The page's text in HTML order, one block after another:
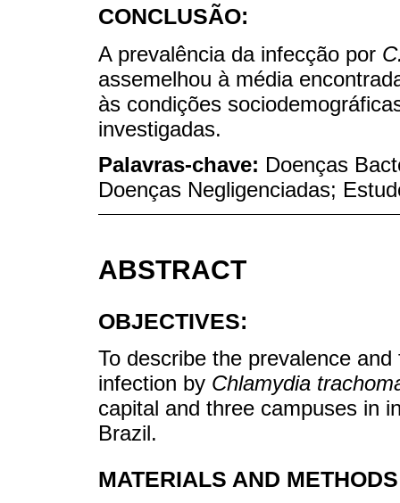
CONCLUSÃO:
A prevalência da infecção por
assemelhou à média
às condições
investigadas.
Palavras-chave: Doenças
Doenças Negligenciadas;
ABSTRACT
OBJECTIVES:
To describe the prevalence
infection by Chlamydia
capital and three campuses in
Brazil.
MATERIALS AND